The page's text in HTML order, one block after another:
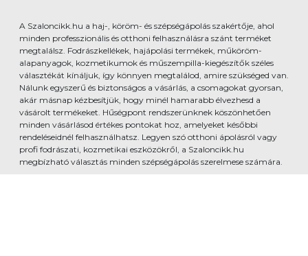
A Szaloncikk.hu a haj-, köröm- és szépségápolás szakértője, ahol
minden professzionális és otthoni felhasználásra szánt terméket
megtalálsz. Fodrászkellékek, hajápolási termékek, műköröm-
alapanyagok, kozmetikumok és műszempilla-kiegészítők széles
választékát kínáljuk, így könnyen megtalálod, amire szükséged van.
Nálunk egyszerű és biztonságos a vásárlás, a csomagokat gyorsan,
akár másnap kézbesítjük, hogy minél hamarabb élvezhesd a
vásárolt termékeket. Hűségpont rendszerünknek köszönhetően
minden vásárlásod értékes pontokat hoz, amelyeket későbbi
rendeléseidnél felhasználhatsz. Legyen szó otthoni ápolásról vagy
profi fodrászati, kozmetikai eszközökről, a Szaloncikk.hu
megbízható választás minden szépségápolás szerelmese számára.